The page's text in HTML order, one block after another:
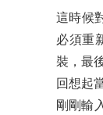
這時候
必須重
裝，最
回想起
剛剛輸